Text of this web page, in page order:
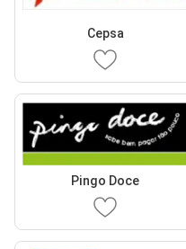
Cepsa
Pingo Doce